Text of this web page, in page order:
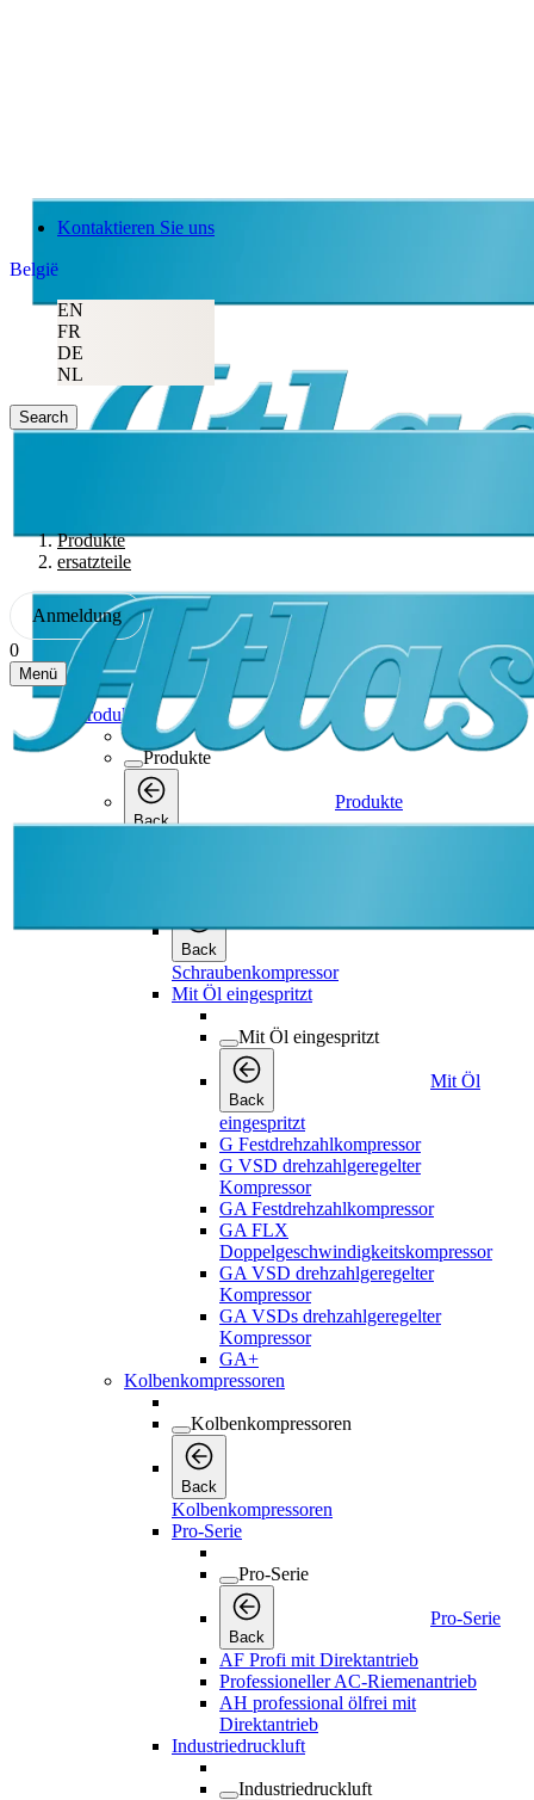
Kontaktieren Sie uns
België
EN
FR
DE
NL
Search
Produkte
ersatzteile
Anmeldung
0
Menü
Produkte
Produkte
Back
Produkte
Back
Schraubenkompressor
Mit Öl eingespritzt
Mit Öl eingespritzt
Back
Mit Öl
eingespritzt
G Festdrehzahlkompressor
G VSD drehzahlgeregelter
Kompressor
GA Festdrehzahlkompressor
GA FLX
Doppelgeschwindigkeitskompressor
GA VSD drehzahlgeregelter
Kompressor
GA VSDs drehzahlgeregelter
Kompressor
GA+
Kolbenkompressoren
Kolbenkompressoren
Back
Kolbenkompressoren
Pro-Serie
Pro-Serie
Back
Pro-Serie
AF Profi mit Direktantrieb
Professioneller AC-Riemenantrieb
AH professional ölfrei mit
Direktantrieb
Industriedruckluft
Industriedruckluft